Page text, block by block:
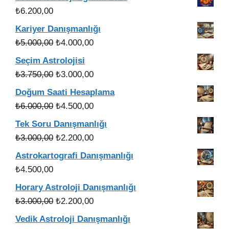
₺6.200,00
Kariyer Danışmanlığı
₺5.000,00 Orijinal
fiyat:
₺5.000,00.
₺4.000,00Şu
fiyat:
Seçim Astrolojisi
₺3.750,00 Orijinal
fiyat:
₺3.750,00.
₺3.000,00Şu
andaki
fiyat:
Doğum Saati Hesaplama
₺6.000,00 Orijinal
fiyat:
₺6.000,00.
₺4.500,00Şu
andaki
fiyat:
Tek Soru Danışmanlığı
₺3.000,00 Orijinal
fiyat:
₺2.200,00Şu
Astrokartografi Danışmanlığı
₺4.500,00
Horary Astroloji Danışmanlığı
₺3.000,00 Orijinal
fiyat:
₺2.200,00Şu
Vedik Astroloji Danışmanlığı